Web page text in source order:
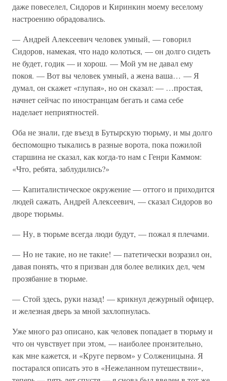
даже повеселел, Сидоров и Киринкин моему веселому
настроению обрадовались.
— Андрей Алексеевич человек умный, — говорил
Сидоров, намекая, что надо колоться, — он долго сидеть
не будет, годик — и хорош. — Мой ум не давал ему
покоя. — Вот вы человек умный, а жена ваша… — Я
думал, он скажет «глупая», но он сказал: — …простая,
начнет сейчас по иностранцам бегать и сама себе
наделает неприятностей.
Оба не знали, где въезд в Бутырскую тюрьму, и мы долго
беспомощно тыкались в разные ворота, пока пожилой
старшина не сказал, как когда-то нам с Генри Каммом:
«Что, ребята, заблудились?»
— Капиталистическое окружение — оттого и приходится
людей сажать, Андрей Алексеевич, — сказал Сидоров во
дворе тюрьмы.
— Ну, в тюрьме всегда люди будут, — пожал я плечами.
— Но не такие, но не такие! — патетически возразил он,
давая понять, что я призван для более великих дел, чем
прозябание в тюрьме.
— Стой здесь, руки назад! — крикнул дежурный офицер,
и железная дверь за мной захлопнулась.
Уже много раз описано, как человек попадает в тюрьму и
что он чувствует при этом, — наиболее пронзительно,
как мне кажется, и «Круге первом» у Солженицына. Я
постарался описать это в «Нежеланном путешествии»,